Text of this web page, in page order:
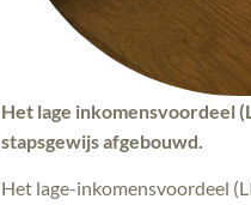
Het lage inkomensvoordeel
stapsgewijs afgebouwd.
Het lage-inkomensvoordeel